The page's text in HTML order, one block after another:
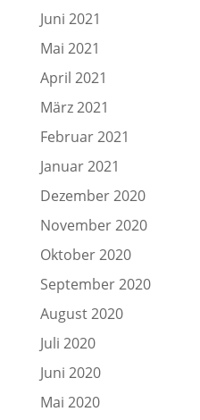
Juni 2021
Mai 2021
April 2021
März 2021
Februar 2021
Januar 2021
Dezember 2020
November 2020
Oktober 2020
September 2020
August 2020
Juli 2020
Juni 2020
Mai 2020